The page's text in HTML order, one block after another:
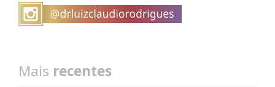
Mais recentes